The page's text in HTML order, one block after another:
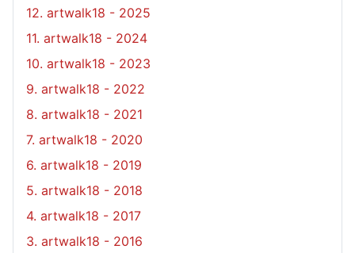
12. artwalk18 - 2025
11. artwalk18 - 2024
10. artwalk18 - 2023
9. artwalk18 - 2022
8. artwalk18 - 2021
7. artwalk18 - 2020
6. artwalk18 - 2019
5. artwalk18 - 2018
4. artwalk18 - 2017
3. artwalk18 - 2016